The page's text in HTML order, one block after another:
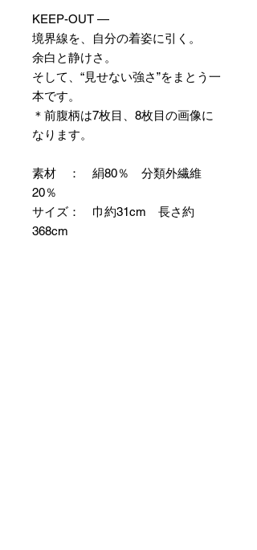
KEEP-OUT —
境界線を、自分の着姿に引く。
余白と静けさ。
そして、“見せない強さ”をまとう一
本です。
＊前腹柄は7枚目、8枚目の画像に
なります。
素材 ： 絹80％ 分類外繊維
20％
サイズ： 巾約31cm 長さ約
368cm